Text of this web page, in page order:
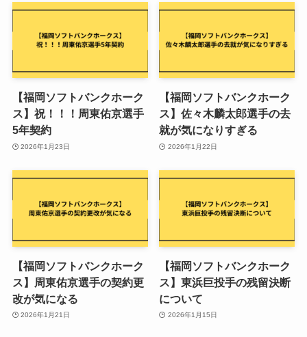
【福岡ソフトバンクホーク
ス】祝！！！周東佑京選手
5年契約
2026年1月23日
【福岡ソフトバンクホーク
ス】佐々木麟太郎選手の去
就が気になりすぎる
2026年1月22日
【福岡ソフトバンクホーク
ス】周東佑京選手の契約更
改が気になる
2026年1月21日
【福岡ソフトバンクホーク
ス】東浜巨投手の残留決断
について
2026年1月15日